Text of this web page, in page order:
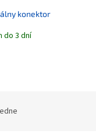
konektor
do 3 dní